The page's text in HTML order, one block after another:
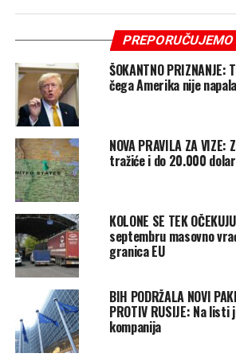
PREPORUČUJEMO
ŠOKANTNO
čega Amerika nije
NOVA PRAVILA ZA VIZE:
tražiće i do 20.000
KOLONE SE TEK
septembru masovno
granica EU
BIH PODRŽALA NOVI
PROTIV RUSIJE: Na
kompanija